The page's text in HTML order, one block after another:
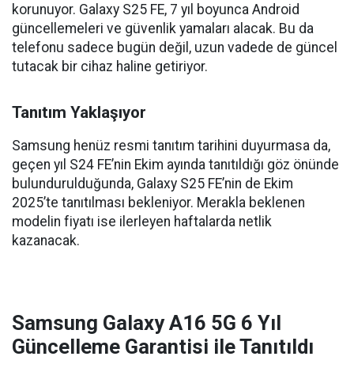
korunuyor. Galaxy S25 FE, 7 yıl boyunca Android
güncellemeleri ve güvenlik yamaları alacak. Bu da
telefonu sadece bugün değil, uzun vadede de güncel
tutacak bir cihaz haline getiriyor.
Tanıtım Yaklaşıyor
Samsung henüz resmi tanıtım tarihini duyurmasa da,
geçen yıl S24 FE’nin Ekim ayında tanıtıldığı göz önünde
bulundurulduğunda, Galaxy S25 FE’nin de Ekim
2025’te tanıtılması bekleniyor. Merakla beklenen
modelin fiyatı ise ilerleyen haftalarda netlik
kazanacak.
Samsung Galaxy A16 5G 6 Yıl
Güncelleme Garantisi ile Tanıtıldı